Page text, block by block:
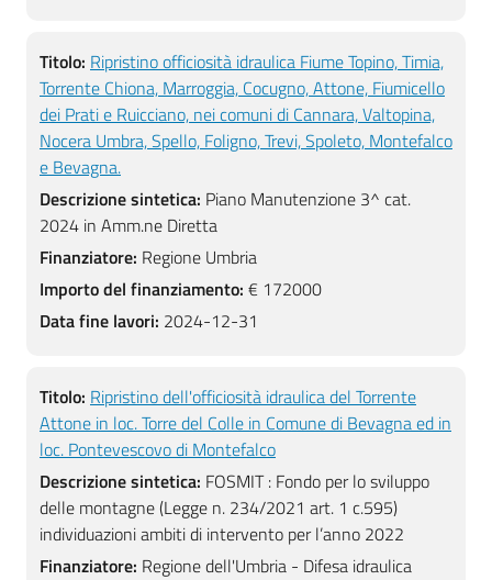
Titolo: Ripristino officiosità idraulica Fiume Topino, Timia,
Torrente Chiona, Marroggia, Cocugno, Attone, Fiumicello
dei Prati e Ruicciano, nei comuni di Cannara, Valtopina,
Nocera Umbra, Spello, Foligno, Trevi, Spoleto, Montefalco
e Bevagna.
Descrizione sintetica: Piano Manutenzione 3^ cat.
2024 in Amm.ne Diretta
Finanziatore: Regione Umbria
Importo del finanziamento: € 172000
Data fine lavori: 2024-12-31
Titolo: Ripristino dell'officiosità idraulica del Torrente
Attone in loc. Torre del Colle in Comune di Bevagna ed in
loc. Pontevescovo di Montefalco
Descrizione sintetica: FOSMIT : Fondo per lo sviluppo
delle montagne (Legge n. 234/2021 art. 1 c.595)
individuazioni ambiti di intervento per l’anno 2022
Finanziatore: Regione dell'Umbria - Difesa idraulica